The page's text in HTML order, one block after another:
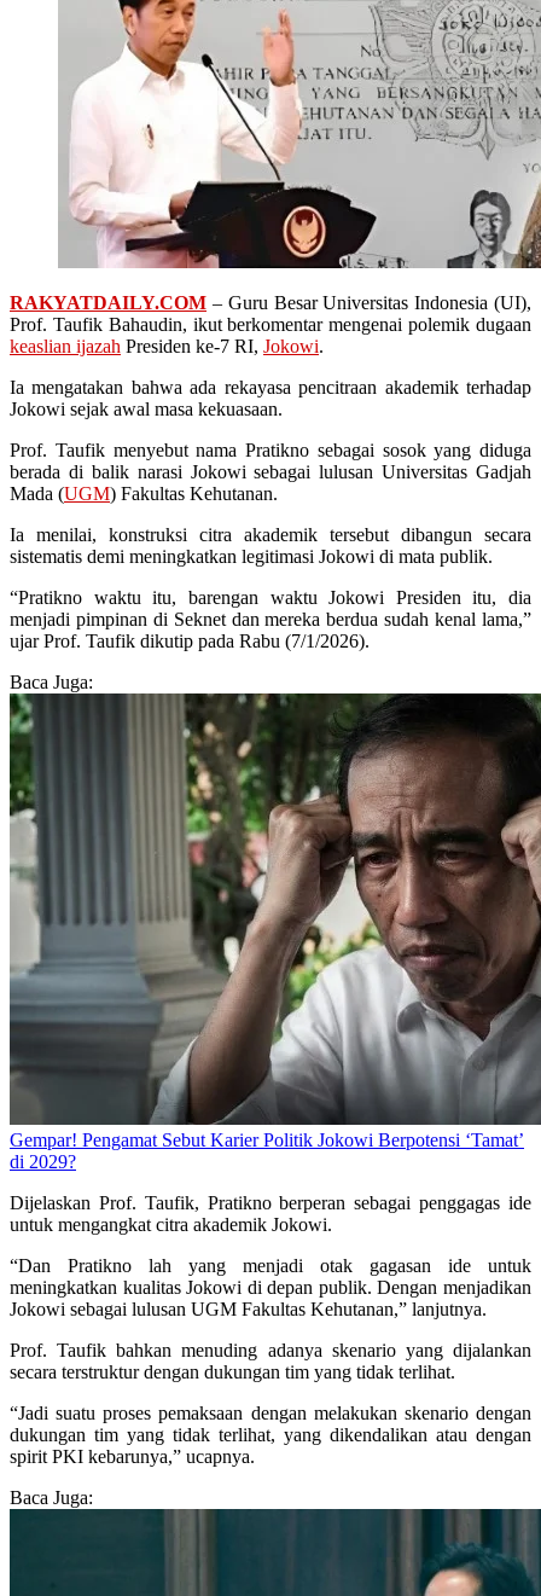
RAKYATDAILY.COM – Guru Besar Universitas Indonesia (UI),
Prof. Taufik Bahaudin, ikut berkomentar mengenai polemik dugaan
keaslian ijazah Presiden ke-7 RI, Jokowi.
Ia mengatakan bahwa ada rekayasa pencitraan akademik terhadap
Jokowi sejak awal masa kekuasaan.
Prof. Taufik menyebut nama Pratikno sebagai sosok yang diduga
berada di balik narasi Jokowi sebagai lulusan Universitas Gadjah
Mada (UGM) Fakultas Kehutanan.
Ia menilai, konstruksi citra akademik tersebut dibangun secara
sistematis demi meningkatkan legitimasi Jokowi di mata publik.
“Pratikno waktu itu, barengan waktu Jokowi Presiden itu, dia
menjadi pimpinan di Seknet dan mereka berdua sudah kenal lama,”
ujar Prof. Taufik dikutip pada Rabu (7/1/2026).
Baca Juga:
Gempar! Pengamat Sebut Karier Politik Jokowi Berpotensi ‘Tamat’
di 2029?
Dijelaskan Prof. Taufik, Pratikno berperan sebagai penggagas ide
untuk mengangkat citra akademik Jokowi.
“Dan Pratikno lah yang menjadi otak gagasan ide untuk
meningkatkan kualitas Jokowi di depan publik. Dengan menjadikan
Jokowi sebagai lulusan UGM Fakultas Kehutanan,” lanjutnya.
Prof. Taufik bahkan menuding adanya skenario yang dijalankan
secara terstruktur dengan dukungan tim yang tidak terlihat.
“Jadi suatu proses pemaksaan dengan melakukan skenario dengan
dukungan tim yang tidak terlihat, yang dikendalikan atau dengan
spirit PKI kebarunya,” ucapnya.
Baca Juga: